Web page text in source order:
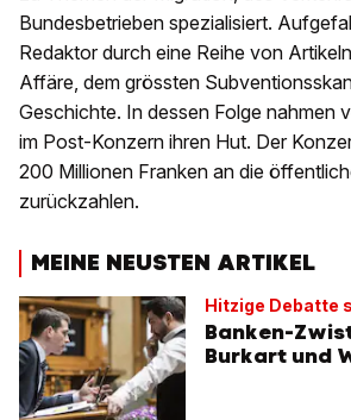
Bundesbetrieben spezialisiert.
Redaktor durch eine Reihe von
Affäre, dem grössten
Geschichte. In dessen Folge nahmen
im Post-Konzern ihren Hut. Der
200 Millionen Franken an die
zurückzahlen.
MEINE NEUSTEN ARTIKEL
Hitzige Debatte
Banken-
Burkart und